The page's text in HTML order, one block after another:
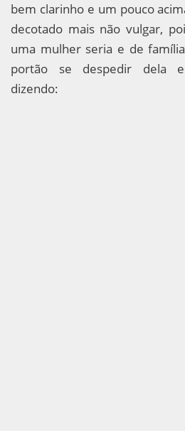
bem clarinho e um pouco
decotado mais não vulgar,
uma mulher seria e de
portão se despedir dela
dizendo: